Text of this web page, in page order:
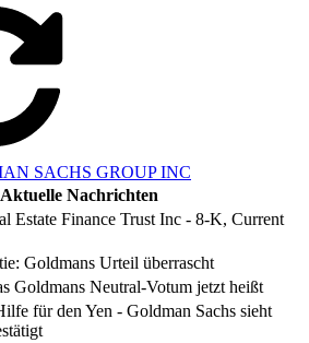
SACHS GROUP INC
Aktuelle Nachrichten
Estate Finance Trust Inc - 8-K, Current
Goldmans Urteil überrascht
Goldmans Neutral-Votum jetzt heißt
für den Yen - Goldman Sachs sieht